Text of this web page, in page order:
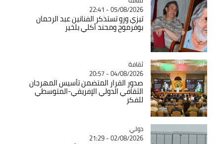
05/08/2026 - 22:41
تيزي وزو تستذكر الفنانين عبد الرحمان
بوقرموح ومحند أكلي بلخير
Catégorie
ثقافة
04/08/2026 - 20:57
صدور القرار المتضمن تأسيس المهرجان
الثقافي الدولي الإفريقي-المتوسطي
للفكر
Catégorie
دولي
02/08/2026 - 21:29